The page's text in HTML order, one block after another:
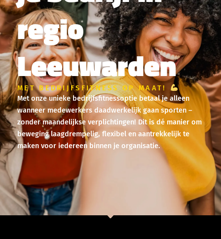
regio
Leeuwarden
MET BEDRIJFSFITNESS OP MAAT!
Met onze unieke bedrijfsfitnessoptie betaal je alleen
wanneer medewerkers daadwerkelijk gaan sporten –
zonder maandelijkse verplichtingen! Dit is dé manier om
beweging laagdrempelig, flexibel en aantrekkelijk te
maken voor iedereen binnen je organisatie.